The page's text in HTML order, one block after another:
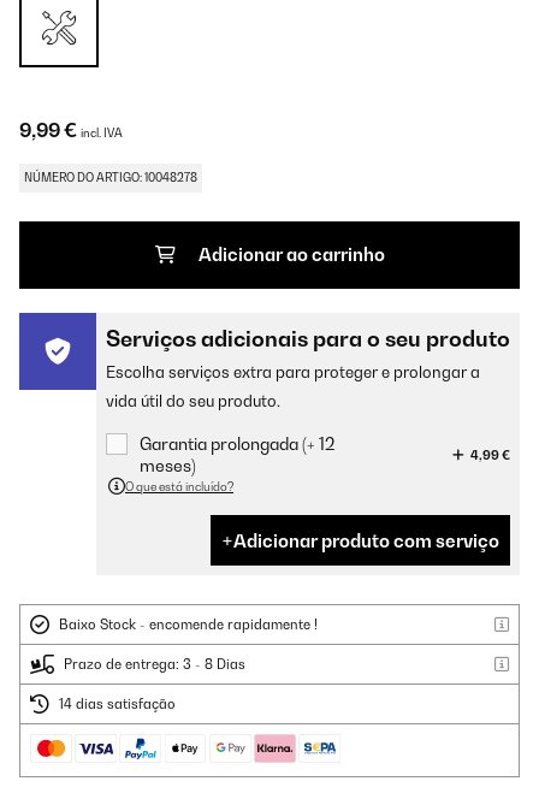
9,99 € incl. IVA
NÚMERO DO ARTIGO: 10048278
Adicionar ao carrinho
Serviços adicionais para o seu produto
Escolha serviços extra para proteger e prolongar a
vida útil do seu produto.
Garantia prolongada (+ 12
meses)
4,99 €
O que está incluído?
Adicionar produto com serviço
Baixo Stock - encomende rapidamente !
Prazo de entrega: 3 - 8 Dias
14 dias satisfação